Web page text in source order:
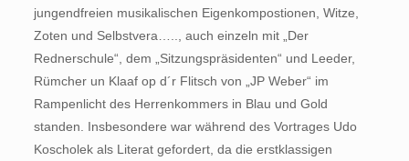
jungendfreien musikalischen Eigenkompostionen, Witze,
Zoten und Selbstvera….., auch einzeln mit „Der
Rednerschule“, dem „Sitzungspräsidenten“ und Leeder,
Rümcher un Klaaf op d´r Flitsch von „JP Weber“ im
Rampenlicht des Herrenkommers in Blau und Gold
standen. Insbesondere war während des Vortrages Udo
Koscholek als Literat gefordert, da die erstklassigen